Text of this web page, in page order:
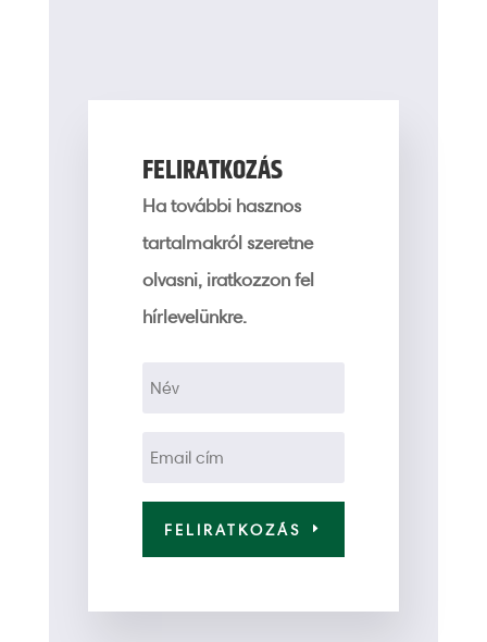
FELIRATKOZÁS
Ha további hasznos
tartalmakról szeretne
olvasni, iratkozzon fel
hírlevelünkre.
FELIRATKOZÁS